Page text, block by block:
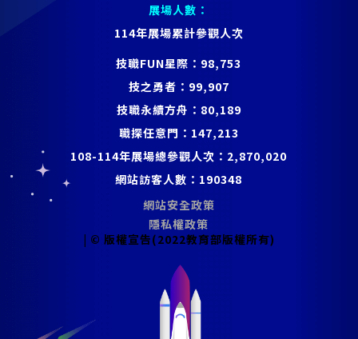
展場人數：
114年展場累計參觀人次
技職FUN星際： 98,753
技之勇者： 99,907
技職永續方舟： 80,189
職探任意門： 147,213
108-114年展場總參觀人次： 2,870,020
網站訪客人數： 190348
網站安全政策
隱私權政策
| © 版權宣告(2022教育部版權所有)